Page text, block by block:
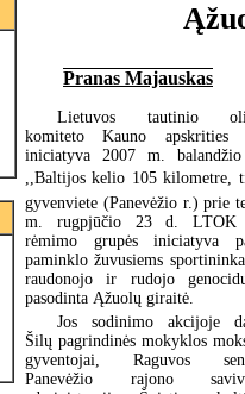
Pranas Majauskas
Lietuvos tautinio
komiteto Kauno apskrities
iniciatyva 2007 m.
,,Baltijos kelio 105 kilometre,
gyvenviete (Panevėžio r.) prie
m. rugpjūčio 23 d. LTOK
rėmimo grupės iniciatyva
paminklo žuvusiems
raudonojo ir rudojo
pasodinta Ąžuolų giraitė.
Jos sodinimo akcijoje
Šilų pagrindinės mokyklos
gyventojai, Raguvos
Panevėžio rajono